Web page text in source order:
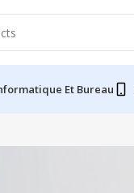
Et Bureau